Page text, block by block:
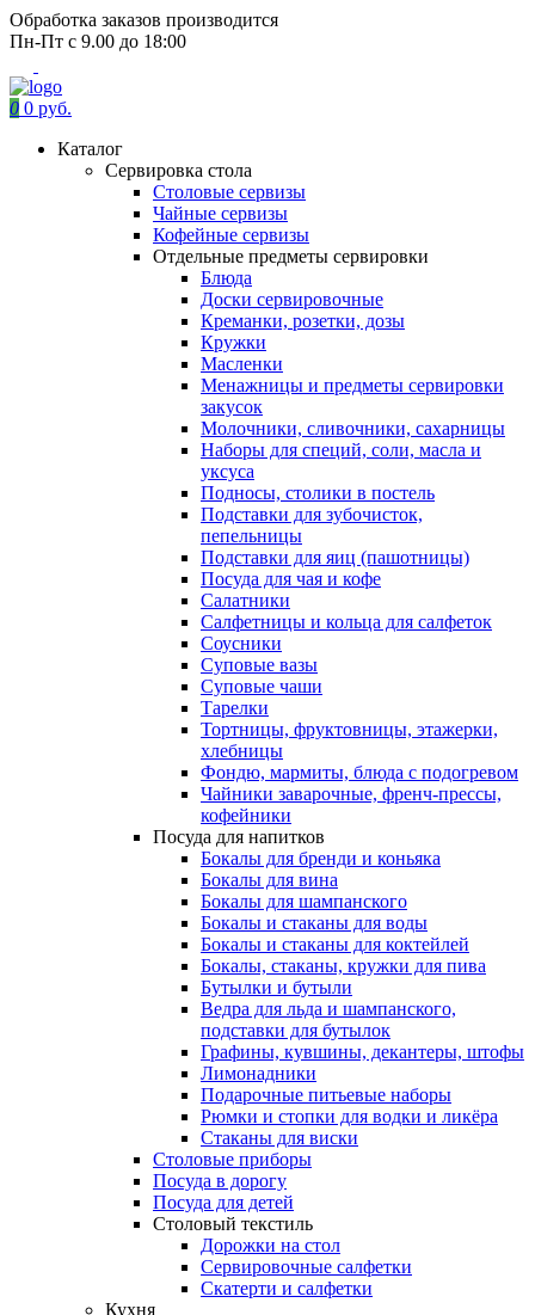
Обработка заказов производится
Пн-Пт с 9.00 до 18:00
0 0 руб.
Каталог
Сервировка стола
Столовые сервизы
Чайные сервизы
Кофейные сервизы
Отдельные предметы сервировки
Блюда
Доски сервировочные
Креманки, розетки, дозы
Кружки
Масленки
Менажницы и предметы сервировки
закусок
Молочники, сливочники, сахарницы
Наборы для специй, соли, масла и
уксуса
Подносы, столики в постель
Подставки для зубочисток,
пепельницы
Подставки для яиц (пашотницы)
Посуда для чая и кофе
Салатники
Салфетницы и кольца для салфеток
Соусники
Суповые вазы
Суповые чаши
Тарелки
Тортницы, фруктовницы, этажерки,
хлебницы
Фондю, мармиты, блюда с подогревом
Чайники заварочные, френч-прессы,
кофейники
Посуда для напитков
Бокалы для бренди и коньяка
Бокалы для вина
Бокалы для шампанского
Бокалы и стаканы для воды
Бокалы и стаканы для коктейлей
Бокалы, стаканы, кружки для пива
Бутылки и бутыли
Ведра для льда и шампанского,
подставки для бутылок
Графины, кувшины, декантеры, штофы
Лимонадники
Подарочные питьевые наборы
Рюмки и стопки для водки и ликёра
Стаканы для виски
Столовые приборы
Посуда в дорогу
Посуда для детей
Столовый текстиль
Дорожки на стол
Сервировочные салфетки
Скатерти и салфетки
Кухня